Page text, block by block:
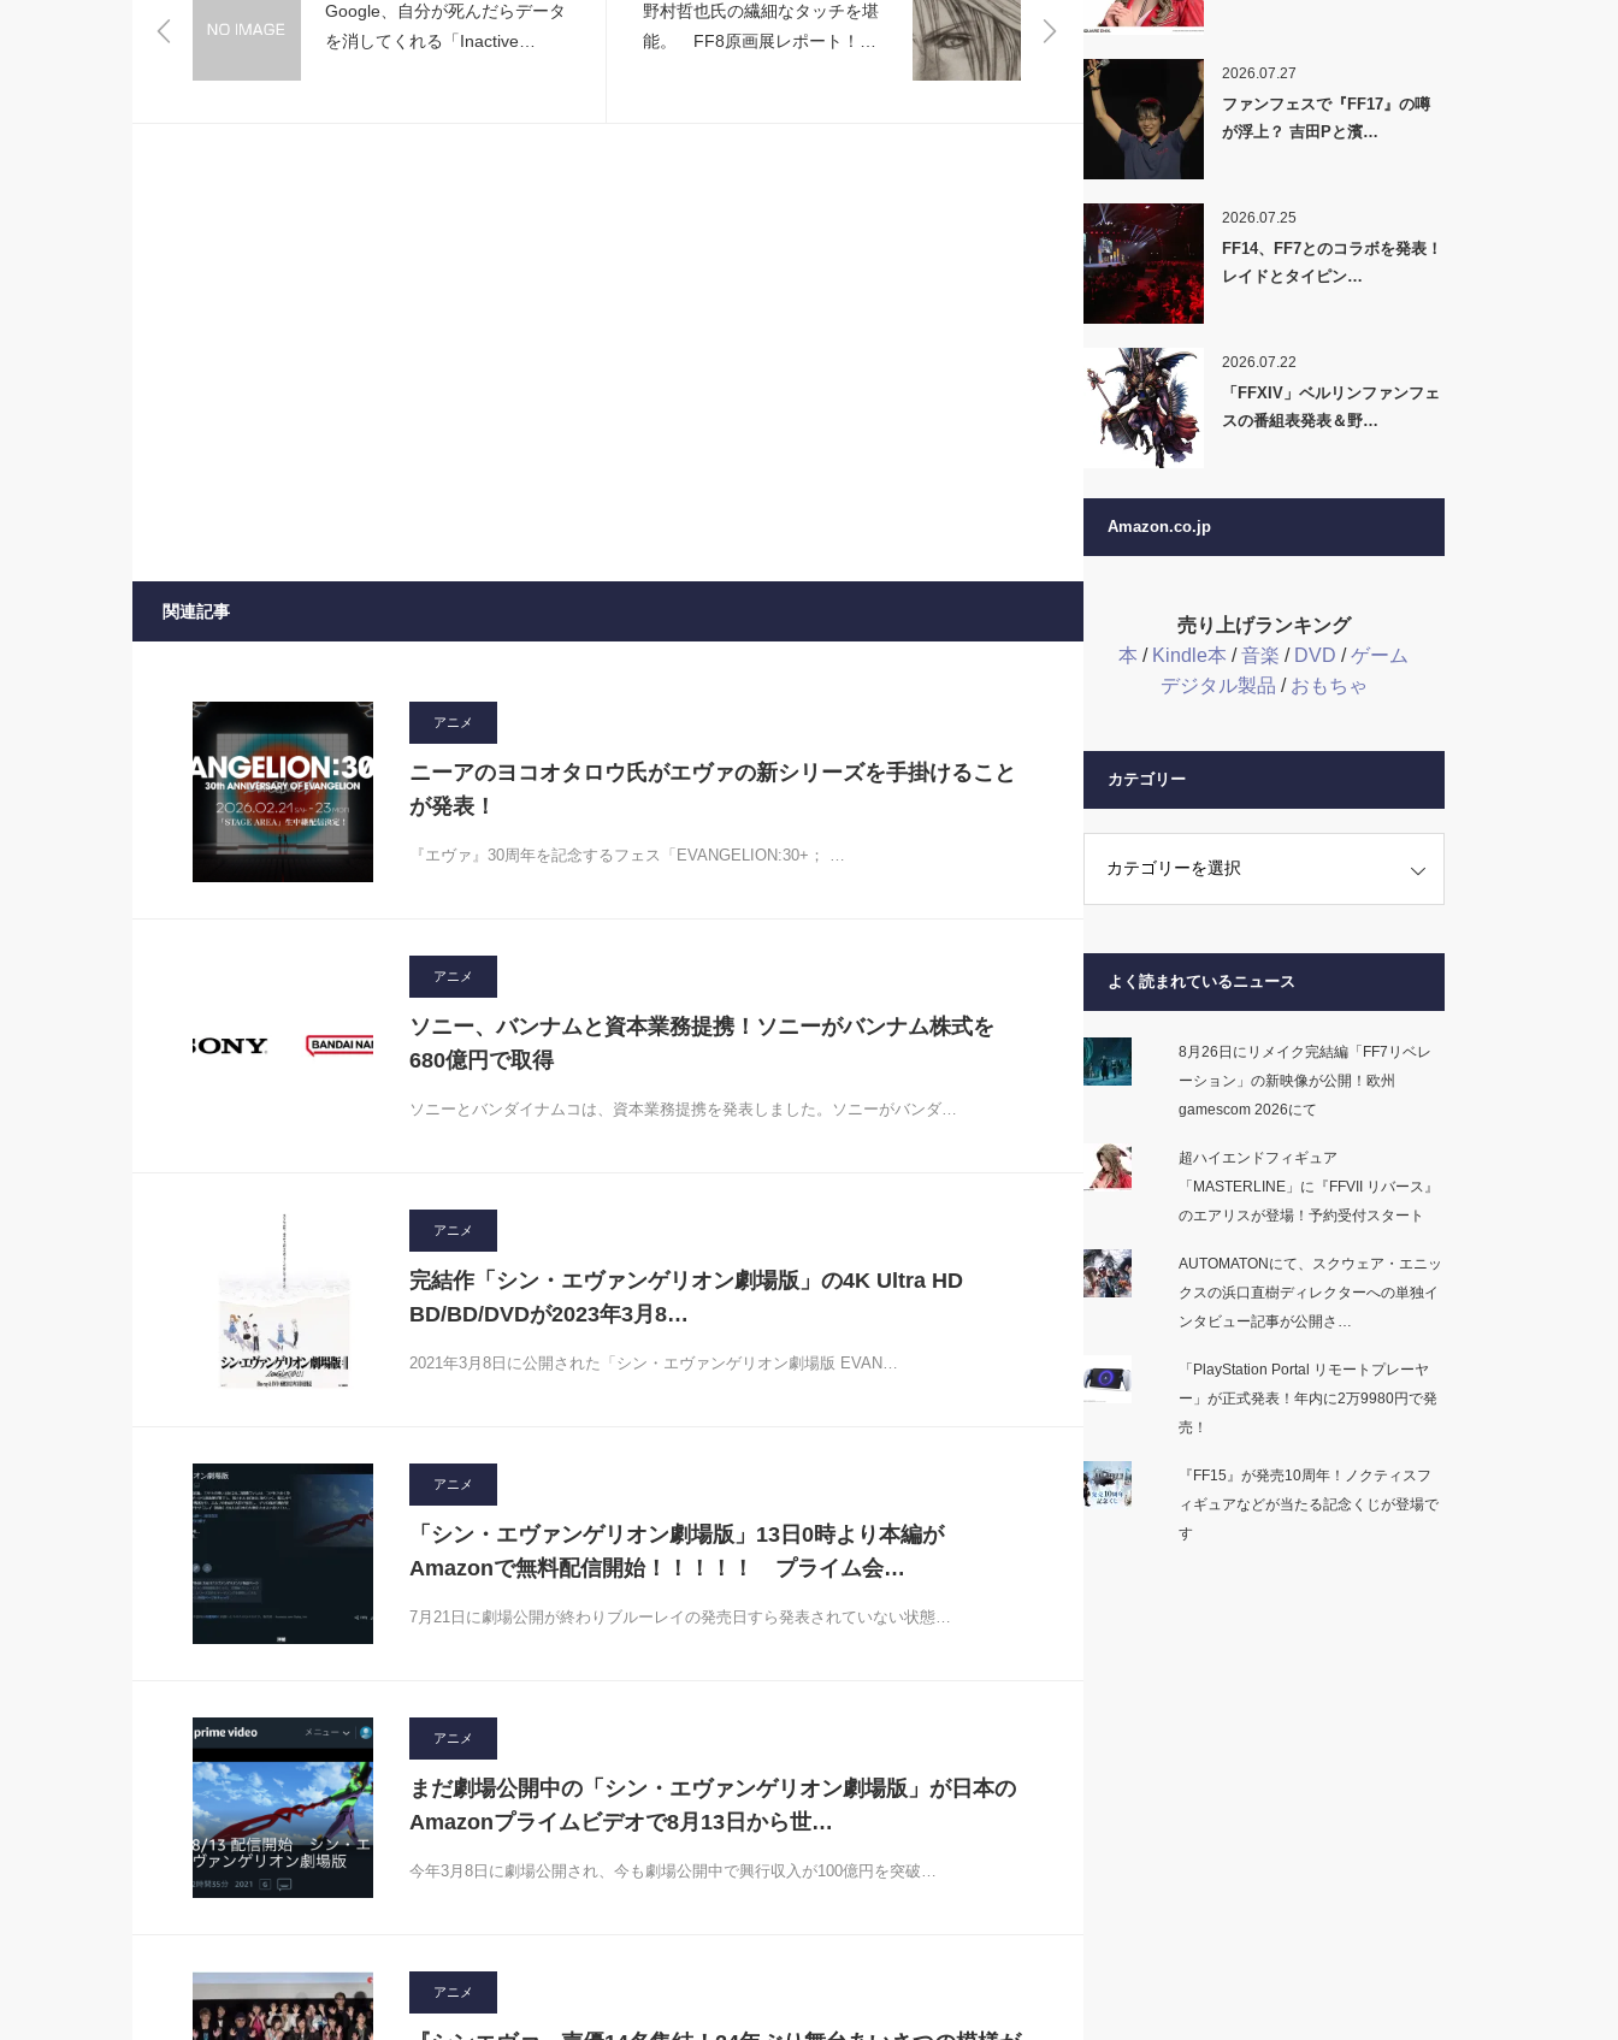
Google、自分が死んだらデータ
を消してくれる「Inactive
野村哲也氏の繊細なタッチを堪
能。 FF8原画展レポート！
関連記事
アニメ
ニーアのヨコオタロウ氏がエヴァの新シリーズを手掛けること
が発表！
『エヴァ』30周年を記念するフェス「EVANGELION:30+； …
アニメ
ソニー、バンナムと資本業務提携！ソニーがバンナム株式を
680億円で取得
ソニーとバンダイナムコは、資本業務提携を発表しました。ソニーがバンダ…
アニメ
完結作「シン・エヴァンゲリオン劇場版」の4K Ultra HD
BD/BD/DVDが2023年3月8…
2021年3月8日に公開された「シン・エヴァンゲリオン劇場版 EVAN…
アニメ
「シン・エヴァンゲリオン劇場版」13日0時より本編が
Amazonで無料配信開始！！！！！ プライム会…
7月21日に劇場公開が終わりブルーレイの発売日すら発表されていない状態…
アニメ
まだ劇場公開中の「シン・エヴァンゲリオン劇場版」が日本の
Amazonプライムビデオで8月13日から世…
今年3月8日に劇場公開され、今も劇場公開中で興行収入が100億円を突破…
アニメ
2026.07.27
ファンフェスで『FF17』の噂
が浮上？ 吉田Pと濱…
2026.07.25
FF14、FF7とのコラボを発表！
レイドとタイピン…
2026.07.22
「FFXIV」ベルリンファンフェ
スの番組表発表＆野…
Amazon.co.jp
売り上げランキング
本 / Kindle本 /音楽 / DVD /ゲーム
デジタル製品 / おもちゃ
カテゴリー
よく読まれているニュース
8月26日にリメイク完結編「FF7リベレ
ーション」の新映像が公開！欧州
gamescom 2026にて
超ハイエンドフィギュア
「MASTERLINE」に『FFVII リバース』
のエアリスが登場！予約受付スタート
AUTOMATONにて、スクウェア・エニッ
クスの浜口直樹ディレクターへの単独イ
ンタビュー記事が公開さ…
「PlayStation Portal リモートプレーヤ
ー」が正式発表！年内に2万9980円で発
売！
『FF15』が発売10周年！ノクティスフ
ィギュアなどが当たる記念くじが登場で
す